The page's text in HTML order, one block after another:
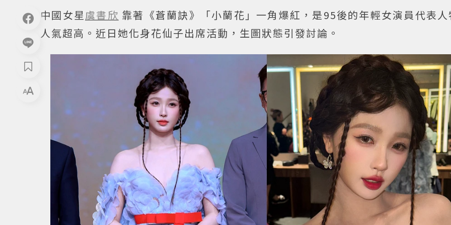
中國女星虞書欣 靠著《蒼蘭訣》「小蘭花」一角爆紅，是95後的年輕女演員代表
人氣超高。近日她化身花仙子出席活動，生圖狀態引發討論。